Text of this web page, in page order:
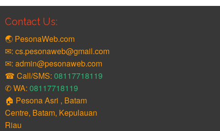
Contact Us:
🌏 PesonaWeb.com
✉: cs.pesonaweb@gmail.com
✉: admin@pesonaweb.com
☎ Call/SMS: 08117718119
✆ WA: 08117718119
🏠 Pesona Asri , Batam
Centre, Batam, Kepulauan
Riau